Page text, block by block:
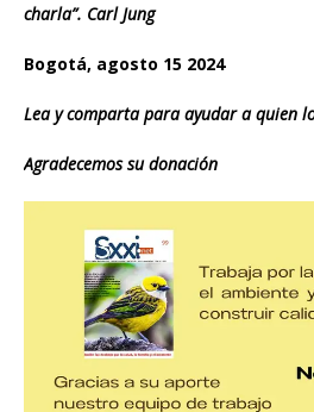
charla”. Carl Jung
Bogotá, agosto 15 2024
Lea y comparta para ayudar a quien
Agradecemos su donación